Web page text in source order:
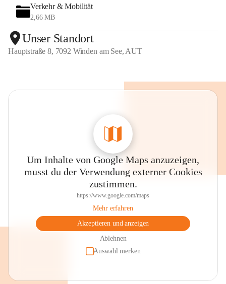
Verkehr & Mobilität
2,66 MB
Unser Standort
Hauptstraße 8, 7092 Winden am See, AUT
Um Inhalte von Google Maps anzuzeigen,
musst du der Verwendung externer Cookies
zustimmen.
https://www.google.com/maps
Mehr erfahren
Akzeptieren und anzeigen
Ablehnen
Auswahl merken